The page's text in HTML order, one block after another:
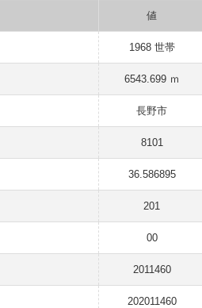
値
1968 世帯
6543.699 ｍ
長野市
8101
36.586895
201
00
2011460
202011460